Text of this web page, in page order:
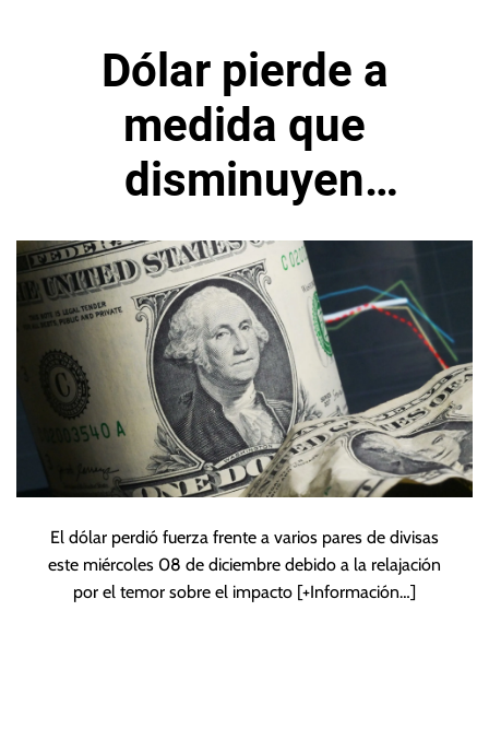
Dólar pierde a
medida que
disminuyen
preocupaciones por
Omicron
El dólar perdió fuerza frente a varios pares de divisas
este miércoles 08 de diciembre debido a la relajación
por el temor sobre el impacto [+Información…]